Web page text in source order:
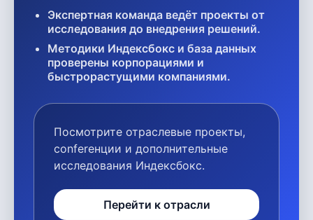
Экспертная команда ведёт проекты от
исследования до внедрения решений.
Методики Индексбокс и база данных
проверены корпорациями и
быстрорастущими компаниями.
Посмотрите отраслевые проекты,
conferенции и дополнительные
исследования Индексбокс.
Перейти к отрасли